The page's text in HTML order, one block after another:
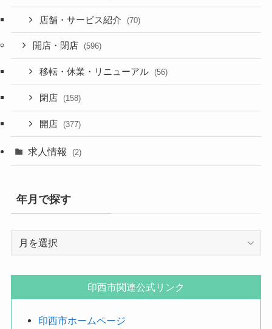
店舗・サービス紹介 (70)
開店・閉店 (596)
移転・休業・リニューアル (56)
閉店 (158)
開店 (377)
求人情報 (2)
年月で探す
す
印西市関連公式リンク
印西市ホームページ